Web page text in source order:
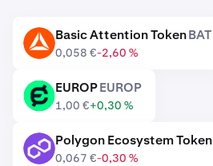
BAT Basic Attention TokenBAT
0,058 €-2,60 %
EUROP EUROPEUROP
1,00 €+0,30 %
POL Polygon Ecosystem Token
0,067 €-0,30 %